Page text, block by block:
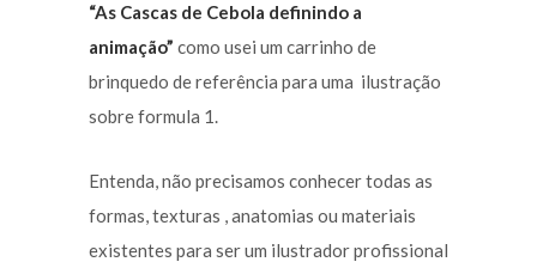
“As Cascas de Cebola definindo a
animação” como usei um carrinho de
brinquedo de referência para uma ilustração
sobre formula 1.
Entenda, não precisamos conhecer todas as
formas, texturas , anatomias ou materiais
existentes para ser um ilustrador profissional